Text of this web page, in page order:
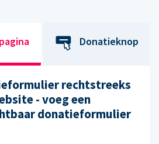
Donatieknop
rechtstreeks
- voeg een
donatieformulier